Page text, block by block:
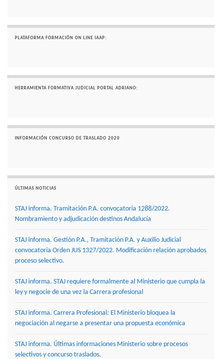
PLATAFORMA FORMACIÓN ON LINE IAAP:
HERRAMIENTA FORMATIVA JUDICIAL PORTAL ADRIANO:
INFORMACIÓN CONCURSO DE TRASLADO 2020
ÚLTIMAS NOTICIAS
STAJ informa. Tramitación P.A. convocatoria 1288/2022.
Nombramiento y adjudicación destinos Andalucía
STAJ informa. Gestión P.A., Tramitación P.A. y Auxilio Judicial
convocatoria Orden JUS 1327/2022. Modificación relación aprobados
proceso selectivo.
STAJ informa. STAJ requiere formalmente al Ministerio que cumpla la
ley y negocie de una vez la Carrera profesional
STAJ informa. Carrera Profesional: El Ministerio bloquea la
negociación al negarse a presentar una propuesta económica
STAJ informa. Últimas informaciones Ministerio sobre procesos
selectivos y concurso traslados.